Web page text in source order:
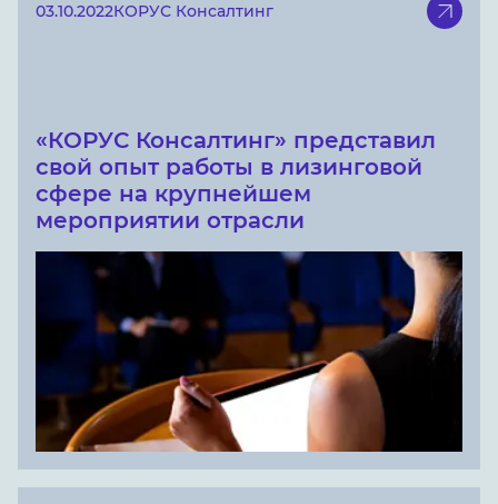
03.10.2022КОРУС Консалтинг
«КОРУС Консалтинг» представил
свой опыт работы в лизинговой
сфере на крупнейшем
мероприятии отрасли